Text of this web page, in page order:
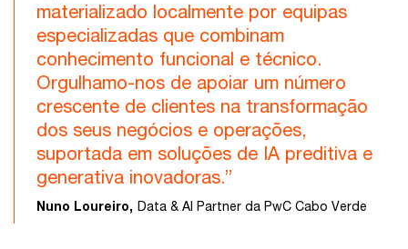
materializado localmente por equipas
especializadas que combinam
conhecimento funcional e técnico.
Orgulhamo-nos de apoiar um número
crescente de clientes na transformação
dos seus negócios e operações,
suportada em soluções de IA preditiva e
generativa inovadoras.”
Nuno Loureiro, Data & AI Partner da PwC Cabo Verde